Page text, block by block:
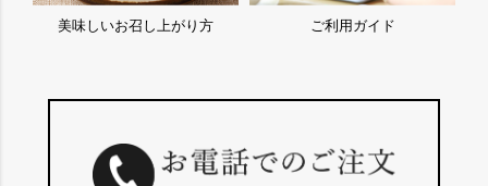
美味しいお召し上がり方 ご利用ガイド